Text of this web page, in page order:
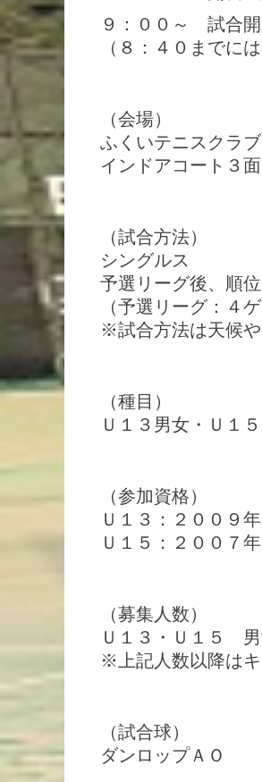
９：００～ 試合
（８：４０までに
（会場）
ふくいテニスクラブ
インドアコート３
（試合方法）
シングルス
予選リーグ後、順
（予選リーグ：４
※試合方法は天候
（種目）
Ｕ１３男女・Ｕ１
（参加資格）
Ｕ１３：２００９
Ｕ１５：２００７
（募集人数）
Ｕ１３・Ｕ１５ 男
※上記人数以降は
（試合球）
ダンロップＡＯ